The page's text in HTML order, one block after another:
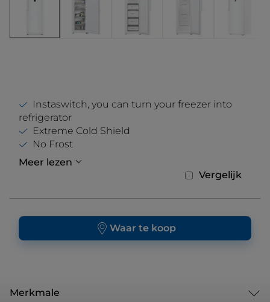
Instaswitch, you can turn your freezer into
refrigerator
Extreme Cold Shield
No Frost
Meer lezen
Vergelijk
Waar te koop
Merkmale